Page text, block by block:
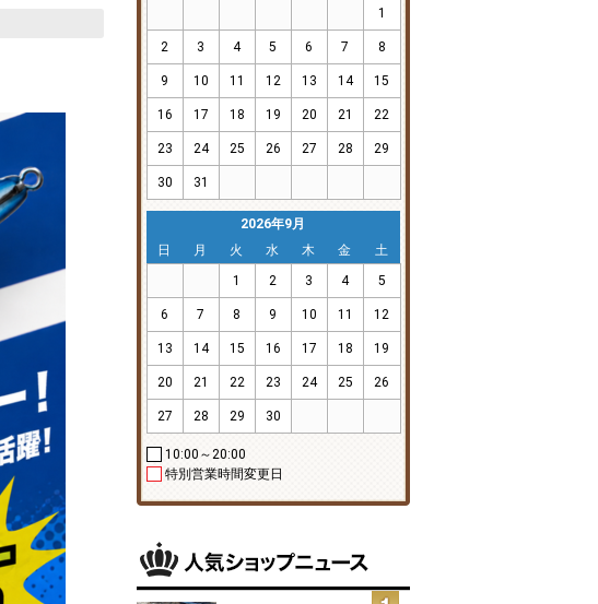
1
2 3 4 5 6 7 8
9 10 11 12 13 14 15
16 17 18 19 20 21 22
23 24 25 26 27 28 29
30 31
2026年9月
日
月 火 水 木 金
土
1
2 3 4 5
6 7 8 9 10 11 12
13 14 15 16 17 18 19
20 21 22 23 24 25 26
27 28 29 30
10:00～20:00
特別営業時間変更日